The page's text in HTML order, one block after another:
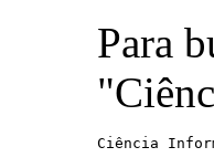
Para
Ciência